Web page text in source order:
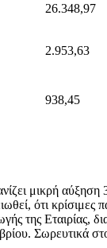
26.348,97
2.953,63
938,45
μικρή
ότι
της Εταιρίας,
Σωρευτικά